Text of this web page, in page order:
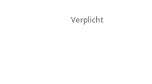
Verplicht